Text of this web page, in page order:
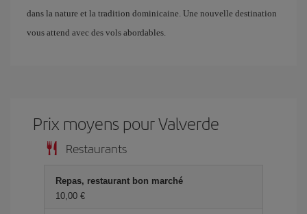
dans la nature et la tradition dominicaine. Une nouvelle destination
vous attend avec des vols abordables.
Prix ​​moyens pour Valverde
Restaurants
Repas, restaurant bon marché
10,00 €